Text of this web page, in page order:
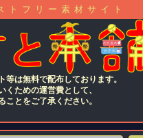
トフリー素材サイト
等は無料で配布しております。
くための運営費として、
ことをご了承ください。